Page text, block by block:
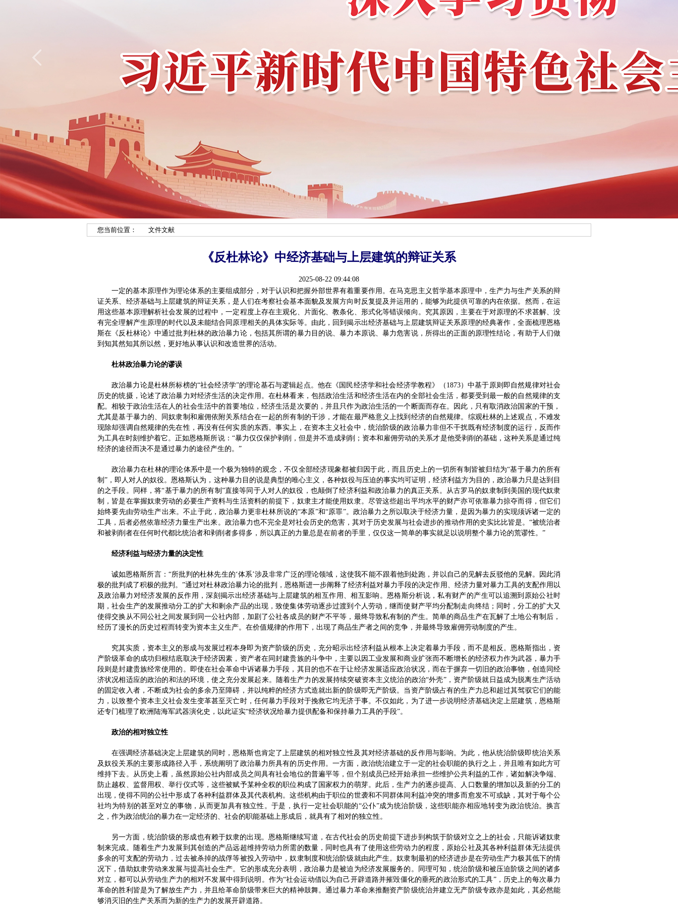
您当前位置： 文件文献
《反杜林论》中经济基础与上层建筑的辩证关系
2025-08-22 09:44:08
一定的基本原理作为理论体系的主要组成部分，对于认识和把握外部世界有着重要作用。在马克思主义哲学基本原理中，生产力与生产关系的辩
证关系、经济基础与上层建筑的辩证关系，是人们在考察社会基本面貌及发展方向时反复提及并运用的，能够为此提供可靠的内在依据。然而，在运
用这些基本原理解析社会发展的过程中，一定程度上存在主观化、片面化、教条化、形式化等错误倾向。究其原因，主要在于对原理的不求甚解、没
有完全理解产生原理的时代以及未能结合同原理相关的具体实际等。由此，回到揭示出经济基础与上层建筑辩证关系原理的经典著作，全面梳理恩格
斯在《反杜林论》中通过批判杜林的政治暴力论，包括其所谓的暴力目的说、暴力本原说、暴力危害说，所得出的正面的原理性结论，有助于人们做
到知其然知其所以然，更好地从事认识和改造世界的活动。
杜林政治暴力论的谬误
政治暴力论是杜林所标榜的“社会经济学”的理论基石与逻辑起点。他在《国民经济学和社会经济学教程》（1873）中基于原则即自然规律对社会
历史的统摄，论述了政治暴力对经济生活的决定作用。在杜林看来，包括政治生活和经济生活在内的全部社会生活，都要受到最一般的自然规律的支
配。相较于政治生活在人的社会生活中的首要地位，经济生活是次要的，并且只作为政治生活的一个断面而存在。因此，只有取消政治国家的干预，
尤其是基于暴力的、同奴隶制和雇佣依附关系结合在一起的所有制的干涉，才能在最严格意义上找到经济的自然规律。综观杜林的上述观点，不难发
现除却强调自然规律的先在性，再没有任何实质的东西。事实上，在资本主义社会中，统治阶级的政治暴力非但不干扰既有经济制度的运行，反而作
为工具在时刻维护着它。正如恩格斯所说：“暴力仅仅保护剥削，但是并不造成剥削；资本和雇佣劳动的关系才是他受剥削的基础，这种关系是通过纯
经济的途径而决不是通过暴力的途径产生的。”
政治暴力在杜林的理论体系中是一个极为独特的观念，不仅全部经济现象都被归因于此，而且历史上的一切所有制皆被归结为“基于暴力的所有
制”，即人对人的奴役。恩格斯认为，这种暴力目的说是典型的唯心主义，各种奴役与压迫的事实均可证明，经济利益方为目的，政治暴力只是达到目
的之手段。同样，将“基于暴力的所有制”直接等同于人对人的奴役，也颠倒了经济利益和政治暴力的真正关系。从古罗马的奴隶制到美国的现代奴隶
制，皆是在掌握奴隶劳动的必要生产资料与生活资料的前提下，奴隶主才能使用奴隶。尽管这些超出平均水平的财产亦可依靠暴力掠夺而得，但它们
始终要先由劳动生产出来。不止于此，政治暴力更非杜林所说的“本原”和“原罪”。政治暴力之所以取决于经济力量，是因为暴力的实现须诉诸一定的
工具，后者必然依靠经济力量生产出来。政治暴力也不完全是对社会历史的危害，其对于历史发展与社会进步的推动作用的史实比比皆是。“被统治者
和被剥削者在任何时代都比统治者和剥削者多得多，所以真正的力量总是在前者的手里，仅仅这一简单的事实就足以说明整个暴力论的荒谬性。”
经济利益与经济力量的决定性
诚如恩格斯所言：“所批判的杜林先生的‘体系’涉及非常广泛的理论领域，这使我不能不跟着他到处跑，并以自己的见解去反驳他的见解。因此消
极的批判成了积极的批判。”通过对杜林政治暴力论的批判，恩格斯进一步阐释了经济利益对暴力手段的决定作用、经济力量对暴力工具的支配作用以
及政治暴力对经济发展的反作用，深刻揭示出经济基础与上层建筑的相互作用、相互影响。恩格斯分析说，私有财产的产生可以追溯到原始公社时
期，社会生产的发展推动分工的扩大和剩余产品的出现，致使集体劳动逐步过渡到个人劳动，继而使财产平均分配制走向终结；同时，分工的扩大又
使得交换从不同公社之间发展到同一公社内部，加剧了公社各成员的财产不平等，最终导致私有制的产生。简单的商品生产在瓦解了土地公有制后，
经历了漫长的历史过程而转变为资本主义生产。在价值规律的作用下，出现了商品生产者之间的竞争，并最终导致雇佣劳动制度的产生。
究其实质，资本主义的形成与发展过程本身即为资产阶级的历史，充分昭示出经济利益从根本上决定着暴力手段，而不是相反。恩格斯指出，资
产阶级革命的成功归根结底取决于经济因素，资产者在同封建贵族的斗争中，主要以因工业发展和商业扩张而不断增长的经济权力作为武器，暴力手
段则是封建贵族经常使用的。即使在社会革命中诉诸暴力手段，其目的也不在于让经济发展适应政治状况，而在于摒弃一切旧的政治事物，创造同经
济状况相适应的政治的和法的环境，使之充分发展起来。随着生产力的发展持续突破资本主义统治的政治“外壳”，资产阶级就日益成为脱离生产活动
的固定收入者，不断成为社会的多余乃至障碍，并以纯粹的经济方式造就出新的阶级即无产阶级。当资产阶级占有的生产力总和超过其驾驭它们的能
力，以致整个资本主义社会发生变革甚至灭亡时，任何暴力手段对于挽救它均无济于事。不仅如此，为了进一步说明经济基础决定上层建筑，恩格斯
还专门梳理了欧洲陆海军武器演化史，以此证实“经济状况给暴力提供配备和保持暴力工具的手段”。
政治的相对独立性
在强调经济基础决定上层建筑的同时，恩格斯也肯定了上层建筑的相对独立性及其对经济基础的反作用与影响。为此，他从统治阶级即统治关系
及奴役关系的主要形成路径入手，系统阐明了政治暴力所具有的历史作用。一方面，政治统治建立于一定的社会职能的执行之上，并且唯有如此方可
维持下去。从历史上看，虽然原始公社内部成员之间具有社会地位的普遍平等，但个别成员已经开始承担一些维护公共利益的工作，诸如解决争端、
防止越权、监督用权、举行仪式等，这些被赋予某种全权的职位构成了国家权力的萌芽。此后，生产力的逐步提高、人口数量的增加以及新的分工的
出现，使得不同的公社中形成了各种利益群体及其代表机构。这些机构由于职位的世袭和不同群体间利益冲突的增多而愈发不可或缺，其对于每个公
社均为特别的甚至对立的事物，从而更加具有独立性。于是，执行一定社会职能的“公仆”成为统治阶级，这些职能亦相应地转变为政治统治。换言
之，作为政治统治的暴力在一定经济的、社会的职能基础上形成后，就具有了相对的独立性。
另一方面，统治阶级的形成也有赖于奴隶的出现。恩格斯继续写道，在古代社会的历史前提下进步到构筑于阶级对立之上的社会，只能诉诸奴隶
制来完成。随着生产力发展到其创造的产品远超维持劳动力所需的数量，同时也具有了使用这些劳动力的程度，原始公社及其各种利益群体无法提供
多余的可支配的劳动力，过去被杀掉的战俘等被投入劳动中，奴隶制度和统治阶级就由此产生。奴隶制最初的经济进步是在劳动生产力极其低下的情
况下，借助奴隶劳动来发展与提高社会生产。它的形成充分表明，政治暴力是被迫为经济发展服务的。同理可知，统治阶级和被压迫阶级之间的诸多
对立，都可以从劳动生产力的相对不发展中得到说明。作为“社会运动借以为自己开辟道路并摧毁僵化的垂死的政治形式的工具”，历史上的每次暴力
革命的胜利皆是为了解放生产力，并且给革命阶级带来巨大的精神鼓舞。通过暴力革命来推翻资产阶级统治并建立无产阶级专政亦是如此，其必然能
够消灭旧的生产关系而为新的生产力的发展开辟道路。